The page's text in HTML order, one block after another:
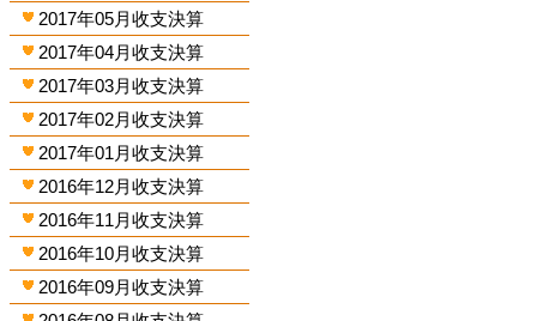
2017年05月收支決算
2017年04月收支決算
2017年03月收支決算
2017年02月收支決算
2017年01月收支決算
2016年12月收支決算
2016年11月收支決算
2016年10月收支決算
2016年09月收支決算